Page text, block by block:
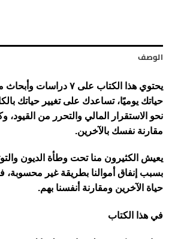
الوصف
يحتوي هذا الكتاب على ٧
حياتك يوميًا، تساعدك على تغيير حياتك
نحو الاستقرار المالي والتحرر من
مقارنة نفسك بالآخرين.
يعيش الكثيرون منا تحت وطأة الديون
بسبب إنفاق أموالنا بطريقة غير
حياة الآخرين ومقارنة أنفسنا بهم.
في هذا الكتاب